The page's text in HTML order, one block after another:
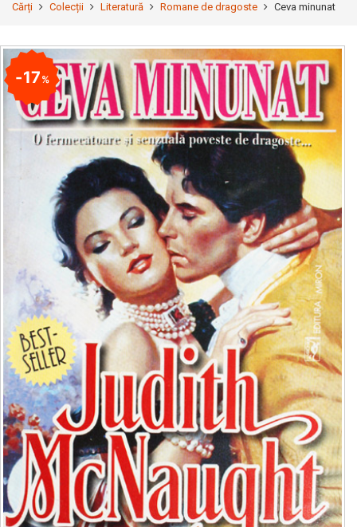
Cărți Colecții Literatură Romane de dragoste Ceva minunat
17%